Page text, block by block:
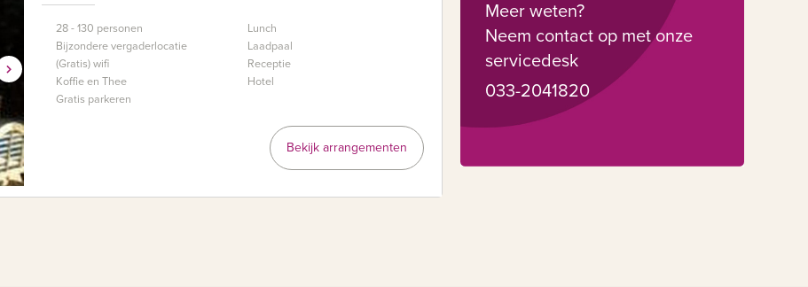
28 - 130 personen
Bijzondere vergaderlocatie
(Gratis) wifi
Koffie en Thee
Gratis parkeren
Lunch
Laadpaal
Receptie
Hotel
Bekijk arrangementen
Meer weten?
Neem contact op met onze
servicedesk
033-2041820